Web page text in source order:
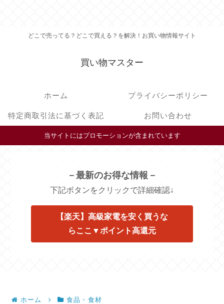
どこで売ってる？どこで買える？を解決！お買い物情報サイト
買い物マスター
ホーム プライバシーポリシー
特定商取引法に基づく表記 お問い合わせ
当サイトにはプロモーションが含まれています
－最新のお得な情報－
下記ボタンをクリックで詳細確認↓
【楽天】高級家電を安く買うな
らここ▼ポイント高還元
ホーム 食品・食材